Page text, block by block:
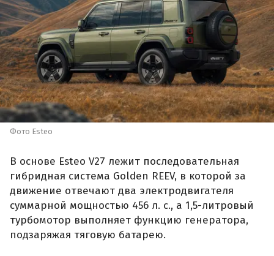
Фото Esteo
В основе Esteo V27 лежит последовательная
гибридная система Golden REEV, в которой за
движение отвечают два электродвигателя
суммарной мощностью 456 л. с., а 1,5-литровый
турбомотор выполняет функцию генератора,
подзаряжая тяговую батарею.